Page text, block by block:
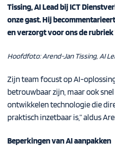
Tissing, AI Lead bij ICT
onze gast. Hij
en verzorgt voor ons de rubriek
Hoofdfoto: Arend-Jan Tissing, AI
Zijn team focust op AI-
betrouwbaar zijn, maar ook
ontwikkelen technologie die
praktisch inzetbaar is,” aldus
Beperkingen van AI aanpakken